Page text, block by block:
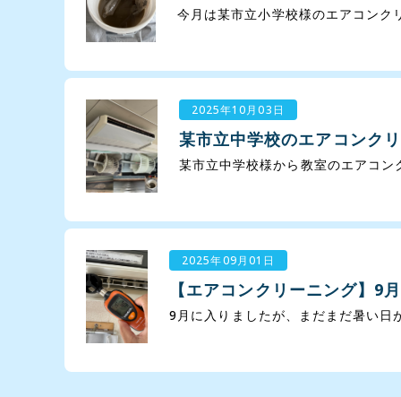
今月は某市立小学校様のエアコンク
2025年10月03日
某市立中学校のエアコンク
某市立中学校様から教室のエアコ
2025年09月01日
【エアコンクリーニング】9
9月に入りましたが、まだまだ暑い日